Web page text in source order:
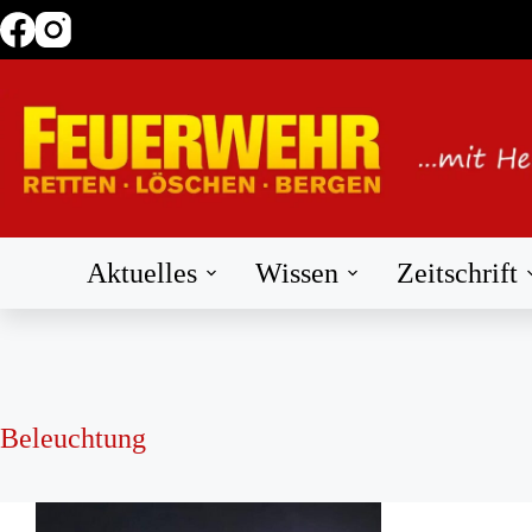
Zum
Inhalt
Aktuelles Wissen Zeitschrift
Beleuchtung